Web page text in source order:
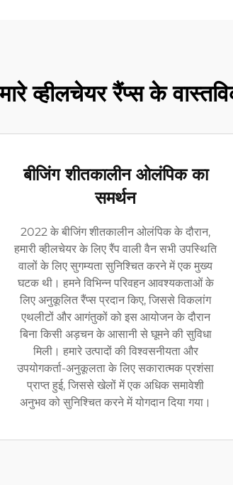
व्हीलचेयर रैंप्स के
बीजिंग शीतकालीन ओलंपिक का
समर्थन
2022 के बीजिंग शीतकालीन ओलंपिक के दौरान,
हमारी व्हीलचेयर के लिए रैंप वाली वैन सभी उपस्थिति
वालों के लिए सुगम्यता सुनिश्चित करने में एक मुख्य
घटक थी। हमने विभिन्न परिवहन आवश्यकताओं के
लिए अनुकूलित रैंप्स प्रदान किए, जिससे विकलांग
एथलीटों और आगंतुकों को इस आयोजन के दौरान
बिना किसी अड़चन के आसानी से घूमने की सुविधा
मिली। हमारे उत्पादों की विश्वसनीयता और
उपयोगकर्ता-अनुकूलता के लिए सकारात्मक प्रशंसा
प्राप्त हुई, जिससे खेलों में एक अधिक समावेशी
अनुभव को सुनिश्चित करने में योगदान दिया गया।